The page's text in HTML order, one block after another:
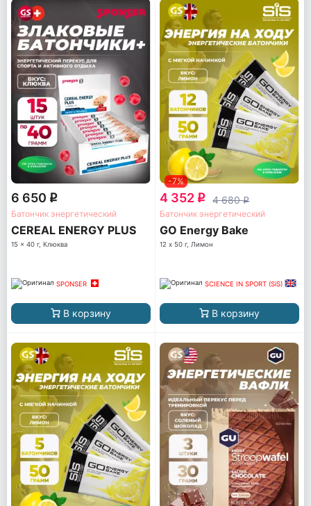
6 650 q
Батончик энергетический
CEREAL ENERGY PLUS
15 x 40 г, Клюква
SPONSER
В корзину
-7%
4 352 q 4 680q
Батончик энергетический
GO Energy Bake
12 х 50 г, Лимон
SCIENCE IN SPORT (SiS)
В корзину